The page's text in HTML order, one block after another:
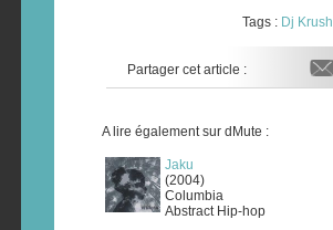
Tags : Dj Krush
Partager cet article :
A lire également sur dMute :
Jaku
(2004)
Columbia
Abstract Hip-hop